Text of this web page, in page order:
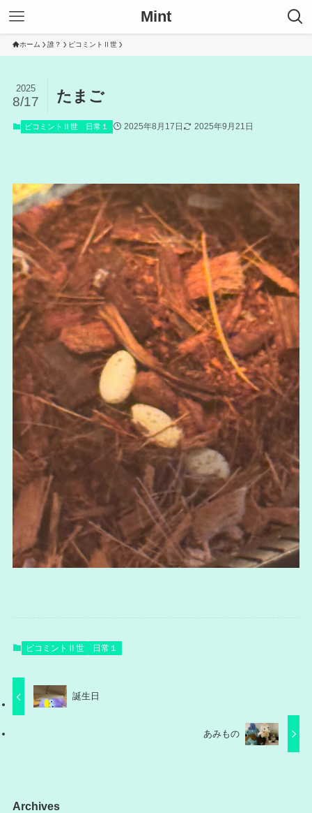
Mint
ホーム 誰？ ピコミントⅡ世
たまご
2025
8/17
ピコミントⅡ世 日常１ 2025年8月17日 2025年9月21日
ピコミントⅡ世 日常１
誕生日
あみもの
Archives